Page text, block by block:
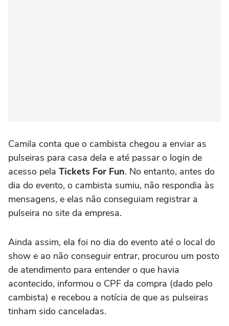
Camila conta que o cambista chegou a enviar as
pulseiras para casa dela e até passar o login de
acesso pela Tickets For Fun. No entanto, antes do
dia do evento, o cambista sumiu, não respondia às
mensagens, e elas não conseguiam registrar a
pulseira no site da empresa.
Ainda assim, ela foi no dia do evento até o local do
show e ao não conseguir entrar, procurou um posto
de atendimento para entender o que havia
acontecido, informou o CPF da compra (dado pelo
cambista) e recebou a notícia de que as pulseiras
tinham sido canceladas.